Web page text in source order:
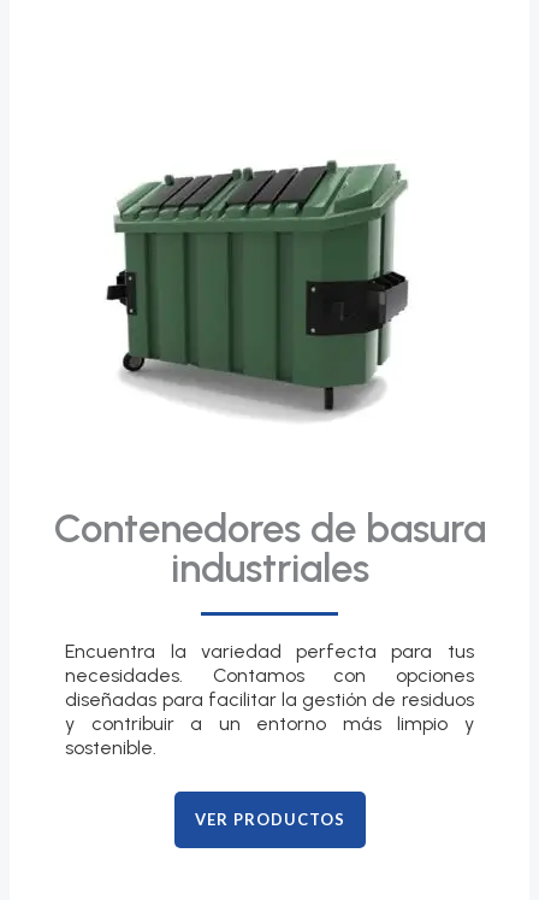
Contenedores de basura
industriales
Encuentra la variedad perfecta para tus
necesidades. Contamos con opciones
diseñadas para facilitar la gestión de residuos
y contribuir a un entorno más limpio y
sostenible.
VER PRODUCTOS